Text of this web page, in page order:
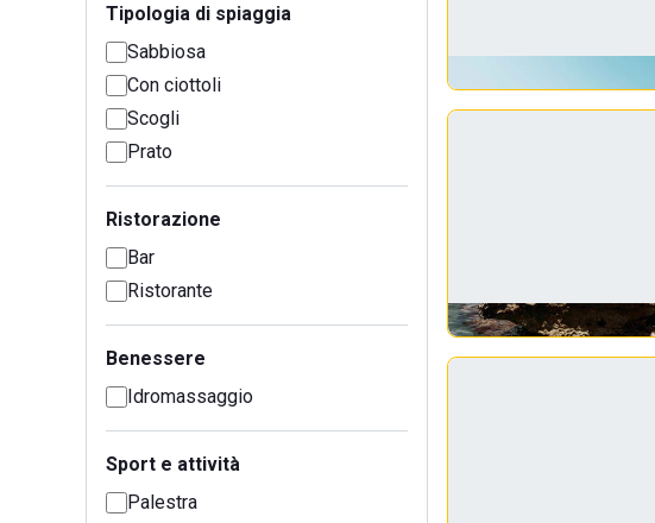
Tipologia di spiaggia
Sabbiosa
Con ciottoli
Scogli
Prato
Ristorazione
Bar
Ristorante
Benessere
Idromassaggio
Sport e attività
Palestra